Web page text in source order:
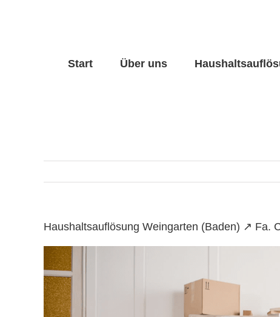
Start Über uns
Haushaltsauflösung Weingarten (Baden) ↗️ Fa.